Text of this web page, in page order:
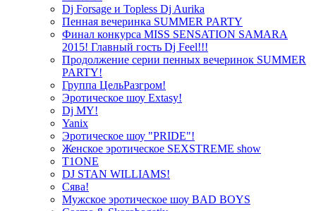
Dj Forsage и Topless Dj Aurika
Пенная вечеринка SUMMER PARTY
Финал конкурса MISS SENSATION SAMARA
2015! Главный гость Dj Feel!!!
Продолжение серии пенных вечеринок SUMMER
PARTY!
Группа ЦельРазгром!
Эротическое шоу Extasy!
Dj MY!
Yanix
Эротическое шоу "PRIDE"!
Женское эротическое SEXSTREME show
T1ONE
DJ STAN WILLIAMS!
Сява!
Мужское эротическое шоу BAD BOYS